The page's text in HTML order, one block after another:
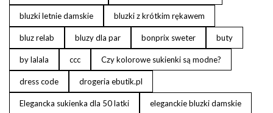
bluzki letnie damskie bluzki z krótkim rękawem
bluz relab bluzy dla par bonprix sweter buty
by lalala ccc Czy kolorowe sukienki są modne?
dress code drogeria ebutik.pl
Elegancka sukienka dla 50 latki eleganckie bluzki damskie